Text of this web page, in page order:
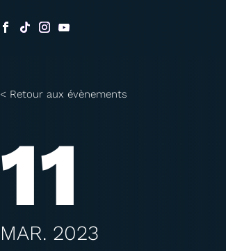
< Retour aux évènements
11
MAR. 2023